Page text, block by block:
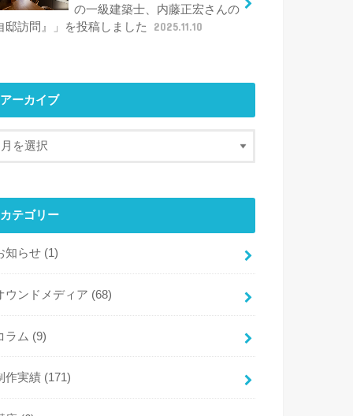
の一級建築士、内藤正宏さんの
邸訪問』」を投稿しました
2025.11.10
アーカイブ
カテゴリー
知らせ (1)
ウンドメディア (68)
ラム (9)
作実績 (171)